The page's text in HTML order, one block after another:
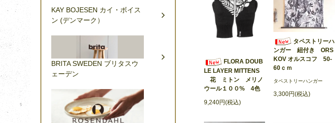
FLORA DOUB
LE LAYER MITTENS
花 ミトン メリノ
ウール１００% 4色
9,240円(税込)
タペストリーハ
ンガー 紐付き ORS
KOV オルスコフ 50-
60ｃｍ
タペストリーハンガー
3,300円(税込)
KAY BOJESEN カイ・ボイス
ン (デンマーク）
BRITA SWEDEN ブリタスウ
ェーデン